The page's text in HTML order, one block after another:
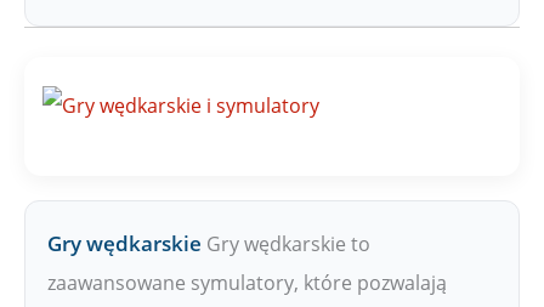
Gry wędkarskie Gry wędkarskie to
zaawansowane symulatory, które pozwalają